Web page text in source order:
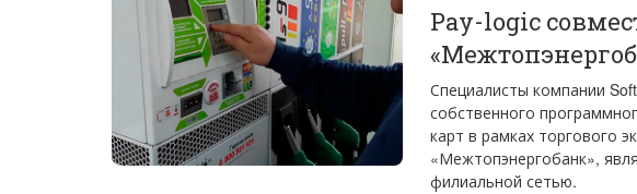
Pay-logic
Специалисты компании
собственного
карт в рамках торгового
«Межтопэнергобанк»,
филиальной сетью.